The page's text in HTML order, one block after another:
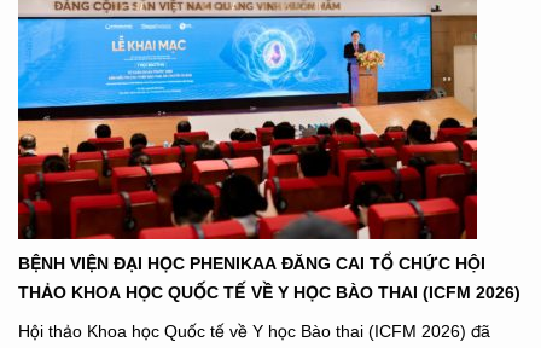
BỆNH VIỆN ĐẠI HỌC PHENIKAA ĐĂNG CAI TỔ CHỨC HỘI
THẢO KHOA HỌC QUỐC TẾ VỀ Y HỌC BÀO THAI (ICFM 2026)
Hội thảo Khoa học Quốc tế về Y học Bào thai (ICFM 2026) đã